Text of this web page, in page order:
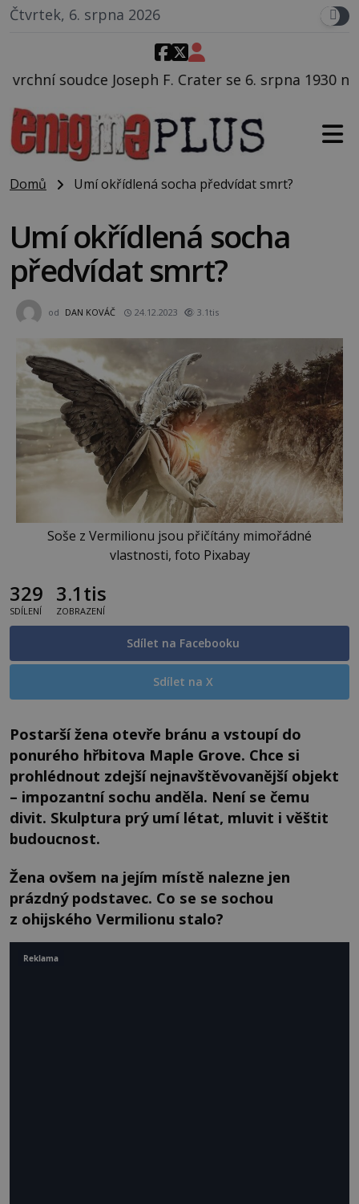
Čtvrtek, 6. srpna 2026
F. Crater se 6. srpna 1930 navečeří ve své
Domů Umí okřídlená socha předvídat smrt?
Umí okřídlená socha
předvídat smrt?
od DAN KOVÁČ 24.12.2023 3.1tis
Soše z Vermilionu jsou přičítány mimořádné
vlastnosti, foto Pixabay
329
SDÍLENÍ
3.1tis
ZOBRAZENÍ
Sdílet na Facebooku
Sdílet na X
Postarší žena otevře bránu a vstoupí do
ponurého hřbitova Maple Grove. Chce si
prohlédnout zdejší nejnavštěvovanější objekt
– impozantní sochu anděla. Není se čemu
divit. Skulptura prý umí létat, mluvit i věštit
budoucnost.
Žena ovšem na jejím místě nalezne jen
prázdný podstavec. Co se se sochou
z ohijského Vermilionu stalo?
Reklama